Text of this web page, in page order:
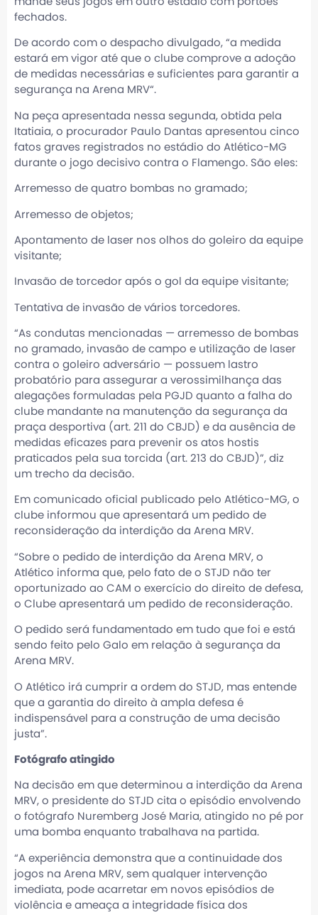
fechados.
De acordo com o despacho divulgado, “a medida
estará em vigor até que o clube comprove a adoção
de medidas necessárias e suficientes para garantir a
segurança na Arena MRV“.
Na peça apresentada nessa segunda, obtida pela
Itatiaia, o procurador Paulo Dantas apresentou cinco
fatos graves registrados no estádio do Atlético-MG
durante o jogo decisivo contra o Flamengo. São eles:
Arremesso de quatro bombas no gramado;
Arremesso de objetos;
Apontamento de laser nos olhos do goleiro da equipe
visitante;
Invasão de torcedor após o gol da equipe visitante;
Tentativa de invasão de vários torcedores.
“As condutas mencionadas — arremesso de bombas
no gramado, invasão de campo e utilização de laser
contra o goleiro adversário — possuem lastro
probatório para assegurar a verossimilhança das
alegações formuladas pela PGJD quanto a falha do
clube mandante na manutenção da segurança da
praça desportiva (art. 211 do CBJD) e da ausência de
medidas eficazes para prevenir os atos hostis
praticados pela sua torcida (art. 213 do CBJD)”, diz
um trecho da decisão.
Em comunicado oficial publicado pelo Atlético-MG, o
clube informou que apresentará um pedido de
reconsideração da interdição da Arena MRV.
“Sobre o pedido de interdição da Arena MRV, o
Atlético informa que, pelo fato de o STJD não ter
oportunizado ao CAM o exercício do direito de defesa,
o Clube apresentará um pedido de reconsideração.
O pedido será fundamentado em tudo que foi e está
sendo feito pelo Galo em relação à segurança da
Arena MRV.
O Atlético irá cumprir a ordem do STJD, mas entende
que a garantia do direito à ampla defesa é
indispensável para a construção de uma decisão
justa”.
Fotógrafo atingido
Na decisão em que determinou a interdição da Arena
MRV, o presidente do STJD cita o episódio envolvendo
o fotógrafo Nuremberg José Maria, atingido no pé por
uma bomba enquanto trabalhava na partida.
“A experiência demonstra que a continuidade dos
jogos na Arena MRV, sem qualquer intervenção
imediata, pode acarretar em novos episódios de
violência e ameaça a integridade física dos